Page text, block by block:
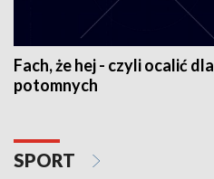
Fach, że hej - czyli ocalić dla
potomnych
SPORT